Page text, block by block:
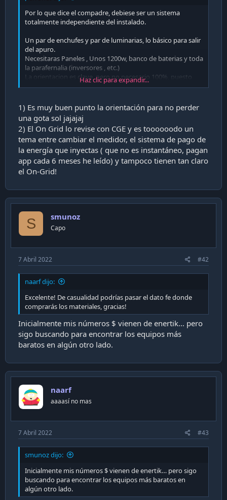
ó
n
Por lo que dice el compadre, debiese ser un sistema
totalmente independiente del instalado.
Un par de enchufes y par de luminarias, lo básico para salir
del apuro.
Necesitaras Paneles , Unos 1200w, banco de baterias y toda
la parafernalia (inversores , etc.)
La orientacion es clave, pero no necesario 100%, puesto
que es en caso de urgencia.
Si es para la casa On Grid, es otra cosa,
cuanto consumes es clave, para saber cuanto invertir y en
cuantos años recuperas la inversion.
Haz clic para expandir...
1) Es muy buen punto la orientación para no perder
una gota sol jajajaj
2) El On Grid lo revise con CGE y es toooooodo un
tema entre cambiar el medidor, el sistema de pago de
la energía que inyectas ( que no es instantáneo, pagan
app cada 6 meses he leído) y tampoco tienen tan claro
el On-Grid!
S smunoz
Capo
7 Abril 2022 #42
naarf dijo:
Excelente! De casualidad podrías pasar el dato fe donde
comprarás los materiales, gracias!
Inicialmente mis números $ vienen de enertik… pero
sigo buscando para encontrar los equipos más
baratos en algún otro lado.
naarf
aaaasí no mas
7 Abril 2022 #43
smunoz dijo:
Inicialmente mis números $ vienen de enertik… pero sigo
buscando para encontrar los equipos más baratos en
algún otro lado.